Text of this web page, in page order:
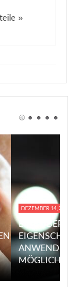
»
DEZEMBER 14, 2023
EINE
MÖGLICHE